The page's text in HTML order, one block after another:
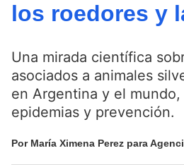
los roedores y
Una mirada científica
asociados a animales
en Argentina y el
epidemias y prevención.
Por María Ximena Perez para